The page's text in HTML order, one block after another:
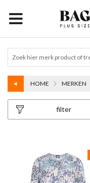
HOME MERKEN
filter